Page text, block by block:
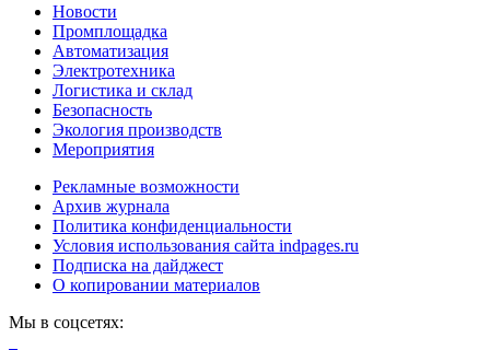
Новости
Промплощадка
Автоматизация
Электротехника
Логистика и склад
Безопасность
Экология производств
Мероприятия
Рекламные возможности
Архив журнала
Политика конфиденциальности
Условия использования сайта indpages.ru
Подписка на дайджест
О копировании материалов
Мы в соцсетях: